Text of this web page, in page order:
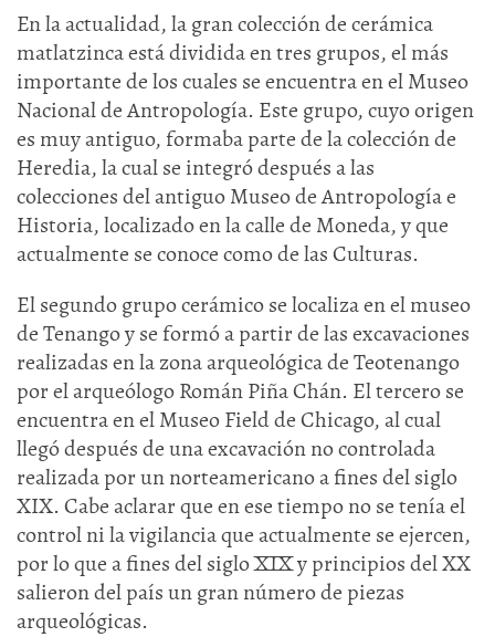
En la actualidad, la gran colección de cerámica
matlatzinca está dividida en tres grupos, el más
importante de los cuales se encuentra en el Museo
Nacional de Antropología. Este grupo, cuyo origen
es muy antiguo, formaba parte de la colección de
Heredia, la cual se integró después a las
colecciones del antiguo Museo de Antropología e
Historia, localizado en la calle de Moneda, y que
actualmente se conoce como de las Culturas.
El segundo grupo cerámico se localiza en el museo
de Tenango y se formó a partir de las excavaciones
realizadas en la zona arqueológica de Teotenango
por el arqueólogo Román Piña Chán. El tercero se
encuentra en el Museo Field de Chicago, al cual
llegó después de una excavación no controlada
realizada por un norteamericano a fines del siglo
XIX. Cabe aclarar que en ese tiempo no se tenía el
control ni la vigilancia que actualmente se ejercen,
por lo que a fines del siglo XIX y principios del XX
salieron del país un gran número de piezas
arqueológicas.